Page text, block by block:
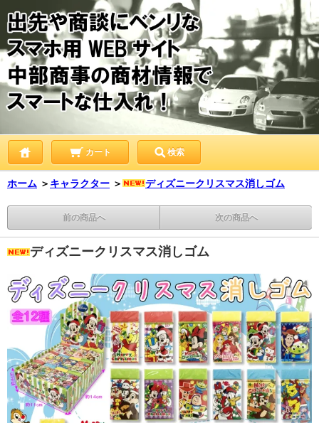
カート 検索
ホーム ＞ キャラクター ＞ ディズニークリスマス消しゴム
前の商品へ 次の商品へ
ディズニークリスマス消しゴム